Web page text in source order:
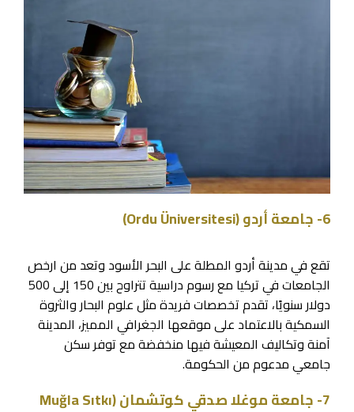
6- جامعة أردو (Ordu Üniversitesi)
تقع في مدينة أردو المطلة على البحر الأسود وتعد من ارخص
الجامعات في تركيا مع رسوم دراسية تتراوح بين 150 إلى 500
دولار سنويًا، تقدم تخصصات فريدة مثل علوم البحار والثروة
السمكية بالاعتماد على موقعها الجغرافي المميز، المدينة
آمنة وتكاليف المعيشة فيها منخفضة مع توفر سكن
جامعي مدعوم من الحكومة.
7- جامعة موغلا صدقي كوتشمان (Muğla Sıtkı